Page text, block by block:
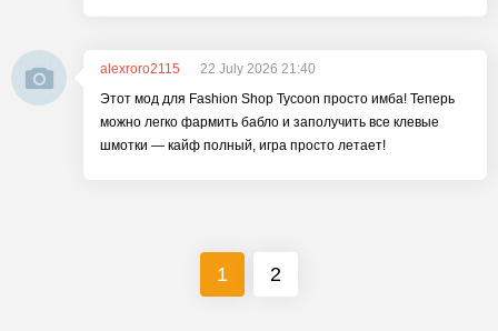
alexroro2115
22 July 2026 21:40
Этот мод для Fashion Shop Tycoon просто имба! Теперь
можно легко фармить бабло и заполучить все клевые
шмотки — кайф полный, игра просто летает!
1 2